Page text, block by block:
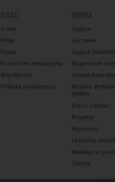
O NAS
O nas
Misja
Praca
Przestrzeń edukacyjna
Współpraca
Polityka prywatności
OFERTA
Zajęcia
Zerówka
Zajęcia
Wspieranie
Zespół
Wysoko
(WWD)
Dzieci zdolne
Projekty
Wycieczki
Urodziny
Wakacje w
Cennik